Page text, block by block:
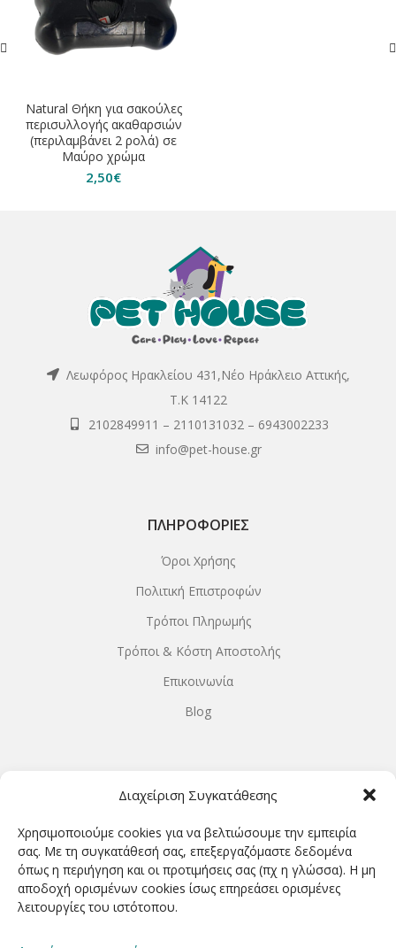
Διαχείριση Συγκατάθεσης
Χρησιμοποιούμε cookies για να βελτιώσουμε την εμπειρία
σας. Με τη συγκατάθεσή σας, επεξεργαζόμαστε δεδομένα
όπως η περιήγηση και οι προτιμήσεις σας (πχ η γλώσσα). Η μη
αποδοχή ορισμένων cookies ίσως επηρεάσει ορισμένες
λειτουργίες του ιστότοπου.
Natural Θήκη για σακούλες
περισυλλογής ακαθαρσιών
(περιλαμβάνει 2 ρολά) σε
Μαύρο χρώμα
2,50€
Λεωφόρος Ηρακλείου 431,Νέο Ηράκλειο Αττικής,
Τ.Κ 14122
2102849911 – 2110131032 – 6943002233
info@pet-house.gr
ΠΛΗΡΟΦΟΡΊΕΣ
Όροι Χρήσης
Πολιτική Επιστροφών
Τρόποι Πληρωμής
Τρόποι & Κόστη Αποστολής
Επικοινωνία
Blog
ΤΡΙΤΗ-ΠΕΜΠΤΗ-ΠΑΡΑΣΚΕΥΗ 9.00-20.00
ΣΑΒΒΑΤΟ 9.00-15.00